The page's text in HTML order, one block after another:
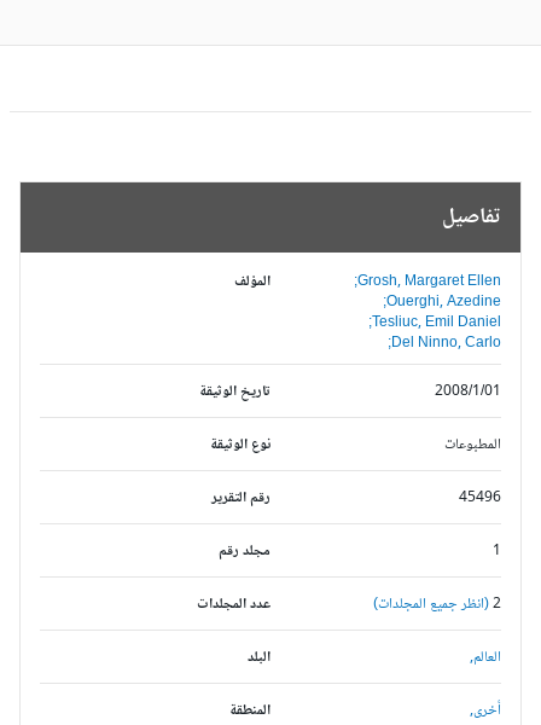
تفاصيل
المؤلف
Grosh, Margaret Ellen;
Ouerghi, Azedine;
Tesliuc, Emil Daniel;
Del Ninno, Carlo;
تاريخ الوثيقة
2008/1/01
نوع الوثيقة المطبوعات
رقم التقرير 45496
مجلد رقم
عدد المجلدات (انظر جميع المجلدات)
البلد العالم,
المنطقة أخرى,